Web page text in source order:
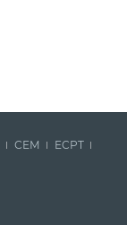
СЕМ
ECPT